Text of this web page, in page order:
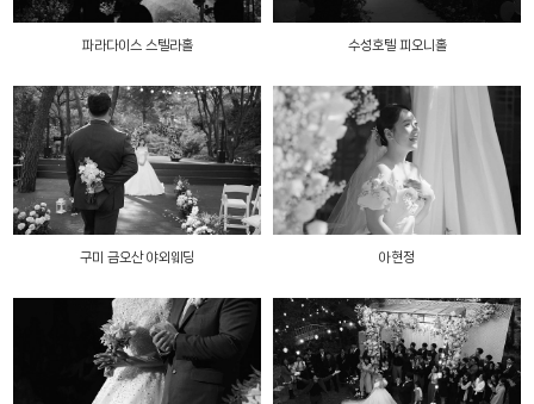
파라다이스 스텔라홀 수성호텔 피오니홀
구미 금오산 야외웨딩 아현정